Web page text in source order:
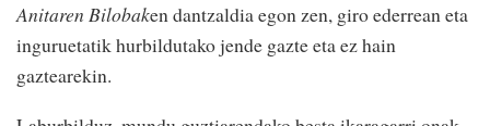
Anitaren Bilobaken dantzaldia egon zen, giro ederrean eta
inguruetatik hurbildutako jende gazte eta ez hain
gaztearekin.